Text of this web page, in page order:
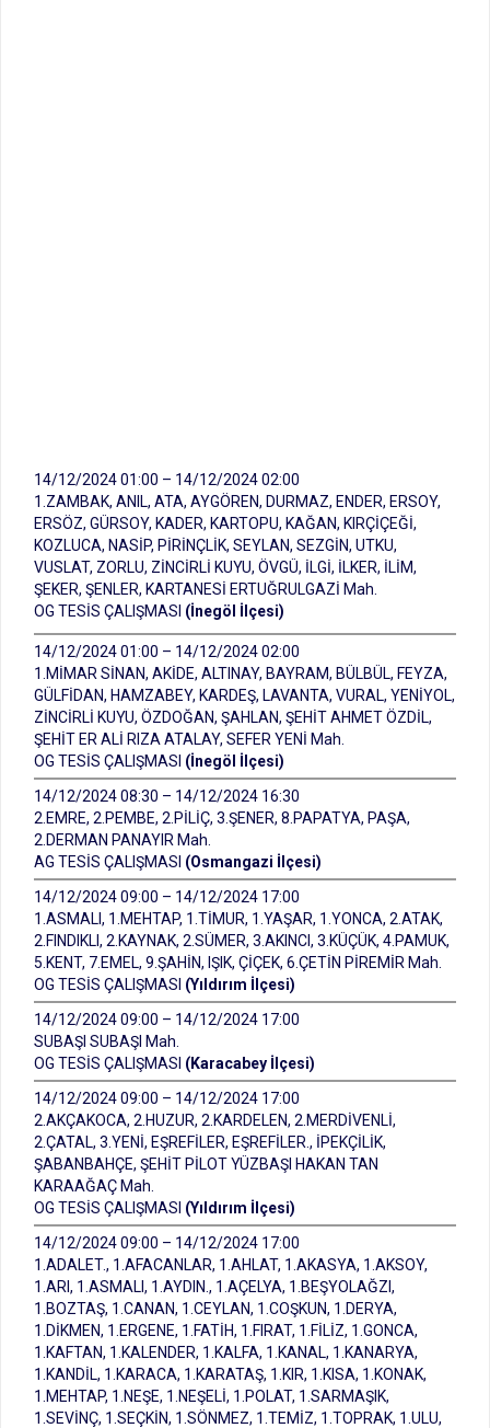
14/12/2024 01:00 – 14/12/2024 02:00
1.ZAMBAK, ANIL, ATA, AYGÖREN, DURMAZ, ENDER, ERSOY,
ERSÖZ, GÜRSOY, KADER, KARTOPU, KAĞAN, KIRÇİÇEĞİ,
KOZLUCA, NASİP, PİRİNÇLİK, SEYLAN, SEZGİN, UTKU,
VUSLAT, ZORLU, ZİNCİRLİ KUYU, ÖVGÜ, İLGİ, İLKER, İLİM,
ŞEKER, ŞENLER, KARTANESİ ERTUĞRULGAZİ Mah.
OG TESİS ÇALIŞMASI (İnegöl İlçesi)
14/12/2024 01:00 – 14/12/2024 02:00
1.MİMAR SİNAN, AKİDE, ALTINAY, BAYRAM, BÜLBÜL, FEYZA,
GÜLFİDAN, HAMZABEY, KARDEŞ, LAVANTA, VURAL, YENİYOL,
ZİNCİRLİ KUYU, ÖZDOĞAN, ŞAHLAN, ŞEHİT AHMET ÖZDİL,
ŞEHİT ER ALİ RIZA ATALAY, SEFER YENİ Mah.
OG TESİS ÇALIŞMASI (İnegöl İlçesi)
14/12/2024 08:30 – 14/12/2024 16:30
2.EMRE, 2.PEMBE, 2.PİLİÇ, 3.ŞENER, 8.PAPATYA, PAŞA,
2.DERMAN PANAYIR Mah.
AG TESİS ÇALIŞMASI (Osmangazi İlçesi)
14/12/2024 09:00 – 14/12/2024 17:00
1.ASMALI, 1.MEHTAP, 1.TİMUR, 1.YAŞAR, 1.YONCA, 2.ATAK,
2.FINDIKLI, 2.KAYNAK, 2.SÜMER, 3.AKINCI, 3.KÜÇÜK, 4.PAMUK,
5.KENT, 7.EMEL, 9.ŞAHİN, IŞIK, ÇİÇEK, 6.ÇETİN PİREMİR Mah.
OG TESİS ÇALIŞMASI (Yıldırım İlçesi)
14/12/2024 09:00 – 14/12/2024 17:00
SUBAŞI SUBAŞI Mah.
OG TESİS ÇALIŞMASI (Karacabey İlçesi)
14/12/2024 09:00 – 14/12/2024 17:00
2.AKÇAKOCA, 2.HUZUR, 2.KARDELEN, 2.MERDİVENLİ,
2.ÇATAL, 3.YENİ, EŞREFİLER, EŞREFİLER., İPEKÇİLİK,
ŞABANBAHÇE, ŞEHİT PİLOT YÜZBAŞI HAKAN TAN
KARAAĞAÇ Mah.
OG TESİS ÇALIŞMASI (Yıldırım İlçesi)
14/12/2024 09:00 – 14/12/2024 17:00
1.ADALET., 1.AFACANLAR, 1.AHLAT, 1.AKASYA, 1.AKSOY,
1.ARI, 1.ASMALI, 1.AYDIN., 1.AÇELYA, 1.BEŞYOLAĞZI,
1.BOZTAŞ, 1.CANAN, 1.CEYLAN, 1.COŞKUN, 1.DERYA,
1.DİKMEN, 1.ERGENE, 1.FATİH, 1.FIRAT, 1.FİLİZ, 1.GONCA,
1.KAFTAN, 1.KALENDER, 1.KALFA, 1.KANAL, 1.KANARYA,
1.KANDİL, 1.KARACA, 1.KARATAŞ, 1.KIR, 1.KISA, 1.KONAK,
1.MEHTAP, 1.NEŞE, 1.NEŞELİ, 1.POLAT, 1.SARMAŞIK,
1.SEVİNÇ, 1.SEÇKİN, 1.SÖNMEZ, 1.TEMİZ, 1.TOPRAK, 1.ULU,